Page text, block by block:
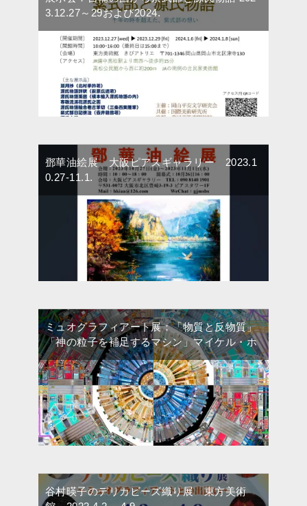
3.12.27～29および2024.
鄧華油絵展 大阪ピアスギャラリー 2023.1
0.27-11.1.
ミュオグラフィアート展：「物質と反物質」
「神の粒子を補足するマシン」マイケル・ホ
谷村暎子のデリカビーズ織り展 東方美術